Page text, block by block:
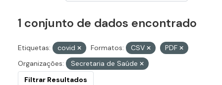
1 conjunto de dados encontrado
Etiquetas: covid Formatos: CSV
PDF
Organizações:
Secretaria de Saúde
Filtrar Resultados